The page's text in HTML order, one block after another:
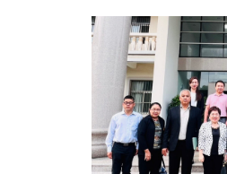
เข้าตัว นักการเมืองไท
เพราะไม่ใช่รสนิยมขอ